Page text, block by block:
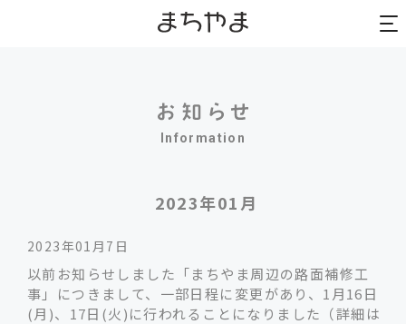
Information
2023年01月
2023年01月7日
以前お知らせしました「まちやま周辺の路面補修工
事」につきまして、一部日程に変更があり、1月16日
(月)、17日(火)に行われることになりました（詳細は